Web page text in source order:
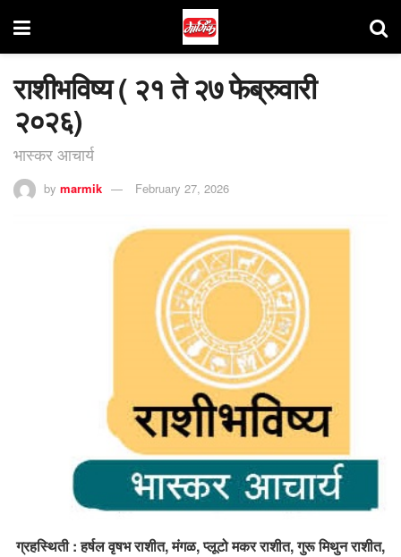
राशीभविष्य ( २१ ते २७ फेब्रुवारी
२०२६)
भास्कर आचार्य
by marmik February 27, 2026
ग्रहस्थिती : हर्षल वृषभ राशीत, मंगळ, प्लूटो मकर राशीत, गुरू मिथुन राशीत,